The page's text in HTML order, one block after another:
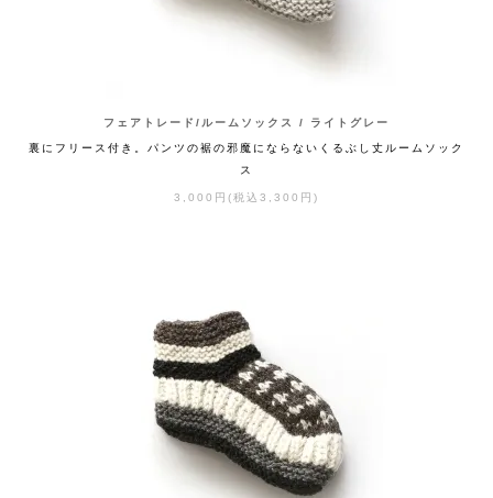
フェアトレード/ルームソックス / ライトグレー
裏にフリース付き。パンツの裾の邪魔にならないくるぶし丈ルームソック
ス
3,000円(税込3,300円)